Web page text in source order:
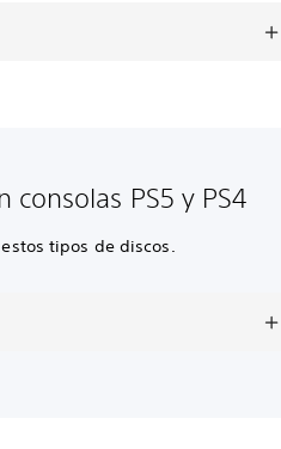
PS5 y PS4
tipos de discos.